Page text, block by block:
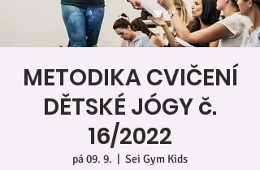
METODIKA CVIČENÍ
DĚTSKÉ JÓGY č.
16/2022
pá 09. 9. Sei Gym Kids